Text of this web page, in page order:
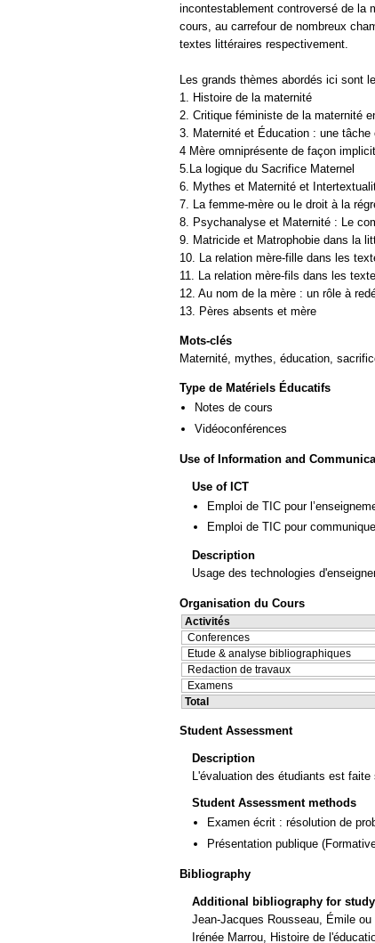
incontestablement controversé de la
cours, au carrefour de nombreux
textes littéraires respectivement.
Les grands thèmes abordés ici sont
1. Histoire de la maternité
2. Critique féministe de la maternité
3. Maternité et Éducation : une
4 Mère omniprésente de façon
5.La logique du Sacrifice Maternel
6. Mythes et Maternité et
7. La femme-mère ou le droit à la
8. Psychanalyse et Maternité : Le
9. Matricide et Matrophobie dans la
10. La relation mère-fille dans les
11. La relation mère-fils dans les
12. Au nom de la mère : un rôle à
Mots-clés
Maternité, mythes, éducation,
Type de Matériels Éducatifs
Notes de cours
Vidéoconférences
Use of Information and
Use of ICT
Emploi de TIC pour
Emploi de TIC pour
Description
Usage des technologies
Organisation du Cours
Activités
Conferences
Etude & analyse bibliographiques
Redaction de travaux
Examens
Total
Student Assessment
Description
L'évaluation des étudiants est
Student Assessment methods
Examen écrit : résolution de
Présentation publique
Bibliography
Additional bibliography for study
Jean-Jacques Rousseau, Émile
Irénée Marrou, Histoire de